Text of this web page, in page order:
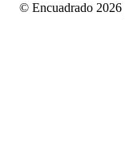
© Encuadrado 2026